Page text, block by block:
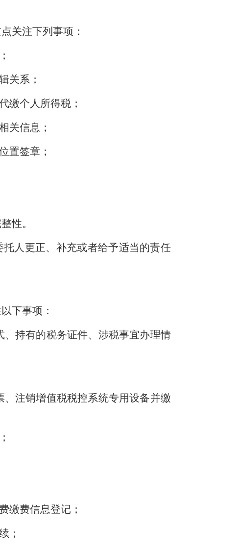
关注下列事项：
关系；
缴个人所得税；
关信息；
置签章；
性。
人更正、补充或者给予适当的责任
下事项：
、持有的税务证件、涉税事宜办理情
、注销增值税税控系统专用设备并缴
缴费信息登记；
；